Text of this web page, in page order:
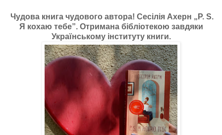
Чудова книга чудового автора! Сесілія Ахерн „P. S.
Я кохаю тебе”. Отримана бібліотекою завдяки
Українському інституту книги.